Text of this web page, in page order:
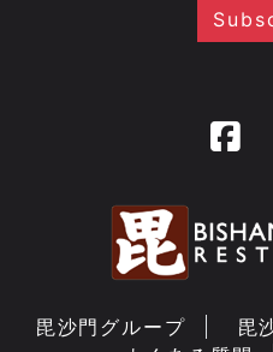
毘沙門グループ 毘